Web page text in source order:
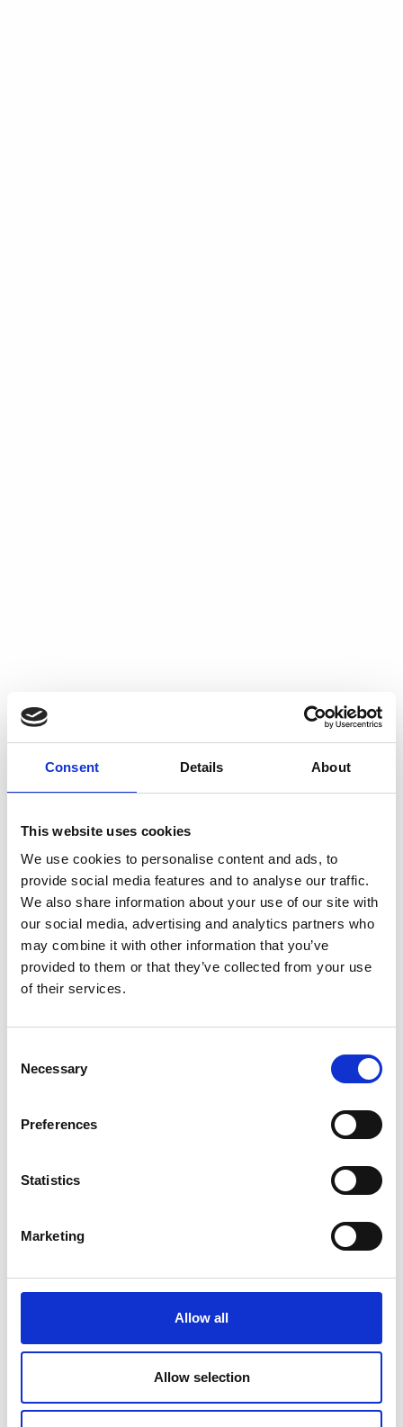
Consent Details About
This website uses cookies
We use cookies to personalise content and ads, to
provide social media features and to analyse our traffic.
We also share information about your use of our site with
our social media, advertising and analytics partners who
may combine it with other information that you’ve
provided to them or that they’ve collected from your use
of their services.
Selection
Necessary
Preferences
Statistics
Marketing
Allow all
Allow selection